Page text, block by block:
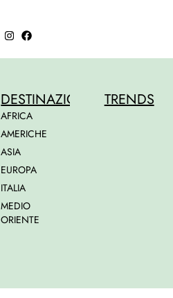
DESTINAZIONI
AFRICA
AMERICHE
ASIA
EUROPA
ITALIA
MEDIO
ORIENTE
TRENDS